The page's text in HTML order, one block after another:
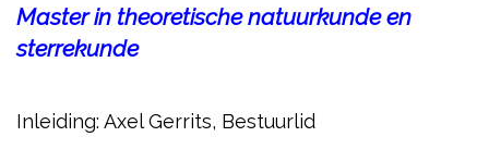
Master in theoretische natuurkunde en
sterrekunde
Inleiding: Axel Gerrits, Bestuurlid